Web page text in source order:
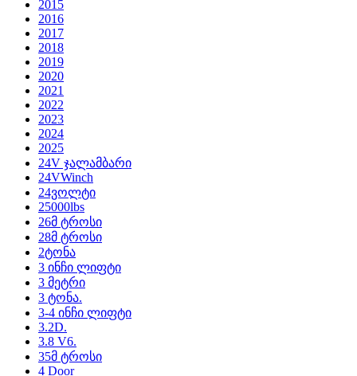
2015
2016
2017
2018
2019
2020
2021
2022
2023
2024
2025
24V ჯალამბარი
24VWinch
24ვოლტი
25000lbs
26მ ტროსი
28მ ტროსი
2ტონა
3 ინჩი ლიფტი
3 მეტრი
3 ტონა.
3-4 ინჩი ლიფტი
3.2D.
3.8 V6.
35მ ტროსი
4 Door